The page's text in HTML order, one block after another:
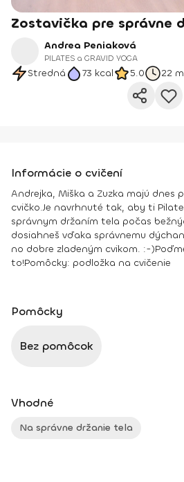
Zostavička pre správne
Andrea Peniaková
PILATES a GRAVID YOGA
Stredná 73 kcal 5.0 22
Informácie o cvičení
Andrejka, Miška a Zuzka majú dnes
cvičko.Je navrhnuté tak, aby ti
správnym držaním tela počas
dosiahneš vďaka správnemu
no dobre zladeným cvikom. :-)
to!Pomôcky: podložka na cvičenie
Pomôcky
Bez pomôcok
Vhodné
Na správne držanie tela